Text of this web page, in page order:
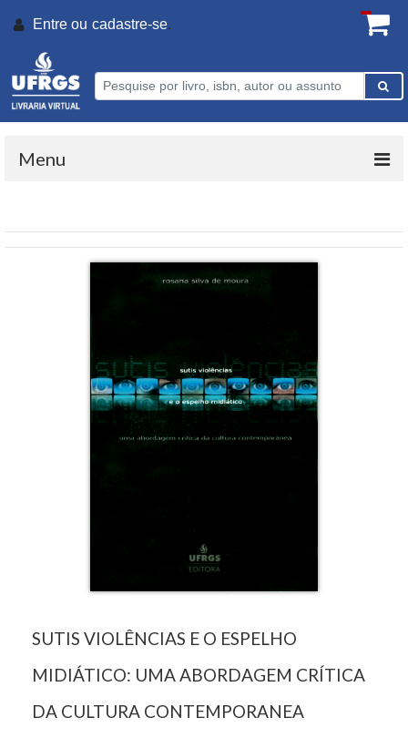
Entre ou cadastre-se.
Menu
SUTIS VIOLÊNCIAS E O ESPELHO
MIDIÁTICO: UMA ABORDAGEM CRÍTICA
DA CULTURA CONTEMPORANEA